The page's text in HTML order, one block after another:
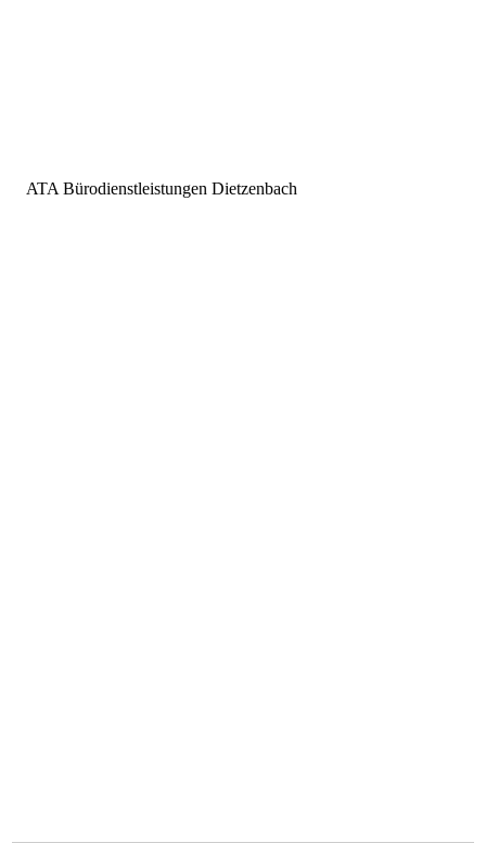
ATA Bürodienstleistungen Dietzenbach